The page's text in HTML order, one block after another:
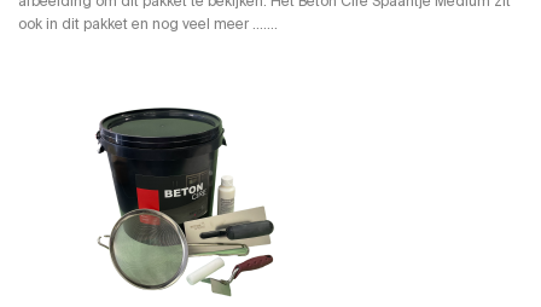
ook in dit pakket en nog veel meer …….